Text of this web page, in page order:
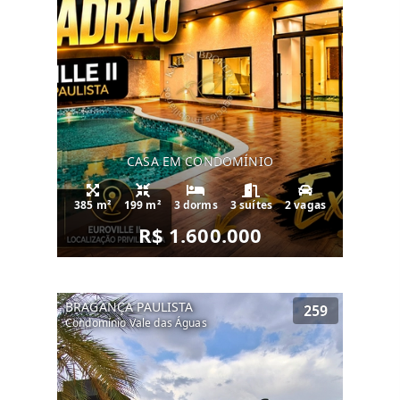
quem busca vistas panorâmicas e
privacidade entre vizinhos.
Urbanismo: Ruas largas, asfaltadas,
arborizadas e infraestrutura completa de
água e esgoto.
🛡️ Segurança Inegociável Para você e sua
família, tranquilidade é prioridade. O
condomínio oferece infraestrutura de
ponta:
rigoroso.
Ronda motorizada interna e externa.
Monitoramento completo por câmeras
(CFTV) e muros perimetrais.
CASA EM CONDOMÍNIO
385 m² 199 m² 3 dorms 3 suítes 2 vagas
R$ 1.600.000
BRAGANÇA PAULISTA
Condomínio Vale das Águas
259